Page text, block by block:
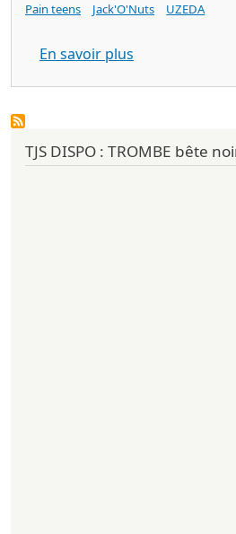
Pain teens
Jack'O'Nuts UZEDA
En savoir plus
TJS DISPO : TROMBE bête